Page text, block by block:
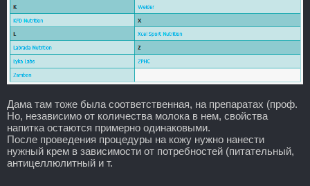
Дама там тоже была соответственная, на препаратах (проф.
Но, независимо от количества молока в нем, свойства
напитка остаются примерно одинаковыми.
После проведения процедуры на кожу нужно нанести
нужный крем в зависимости от потребностей (питательный,
антицеллюлитный и т.